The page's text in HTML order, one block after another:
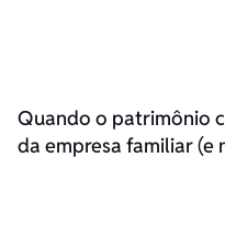
Quando o patrimônio
da empresa familiar (e